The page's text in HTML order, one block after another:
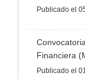
Publicado el
Financiera
Publicado el